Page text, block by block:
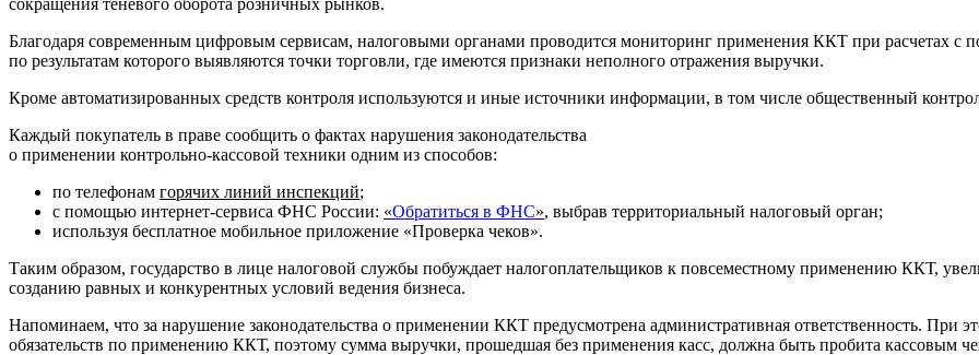
Благодаря современным цифровым сервисам, налоговыми органами проводится мониторинг применения ККТ при расчетах с
по результатам которого выявляются точки торговли, где имеются признаки неполного отражения выручки.
Кроме автоматизированных средств контроля используются и иные источники информации, в том числе общественный
Каждый покупатель в праве сообщить о фактах нарушения законодательства
о применении контрольно-кассовой техники одним из способов:
по телефонам горячих линий инспекций;
с помощью интернет-сервиса ФНС России: «Обратиться в ФНС», выбрав территориальный налоговый орган;
используя бесплатное мобильное приложение «Проверка чеков».
Таким образом, государство в лице налоговой службы побуждает налогоплательщиков к повсеместному применению ККТ,
созданию равных и конкурентных условий ведения бизнеса.
Напоминаем, что за нарушение законодательства о применении ККТ предусмотрена административная ответственность. При
обязательств по применению ККТ, поэтому сумма выручки, прошедшая без применения касс, должна быть пробита кассовым